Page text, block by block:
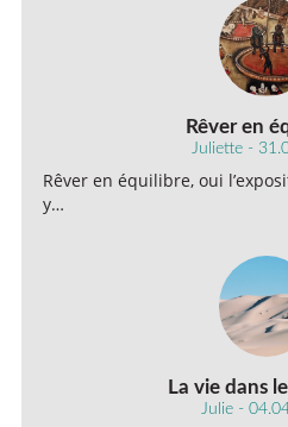
Rêver en
Juliette -
Rêver en équilibre, oui
y…
La vie dans
Julie -